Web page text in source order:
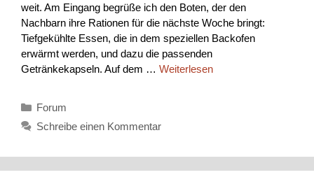
weit. Am Eingang begrüße ich den Boten, der den
Nachbarn ihre Rationen für die nächste Woche bringt:
Tiefgekühlte Essen, die in dem speziellen Backofen
erwärmt werden, und dazu die passenden
Getränkekapseln. Auf dem … Weiterlesen
Kategorien
Forum
Schreibe einen Kommentar